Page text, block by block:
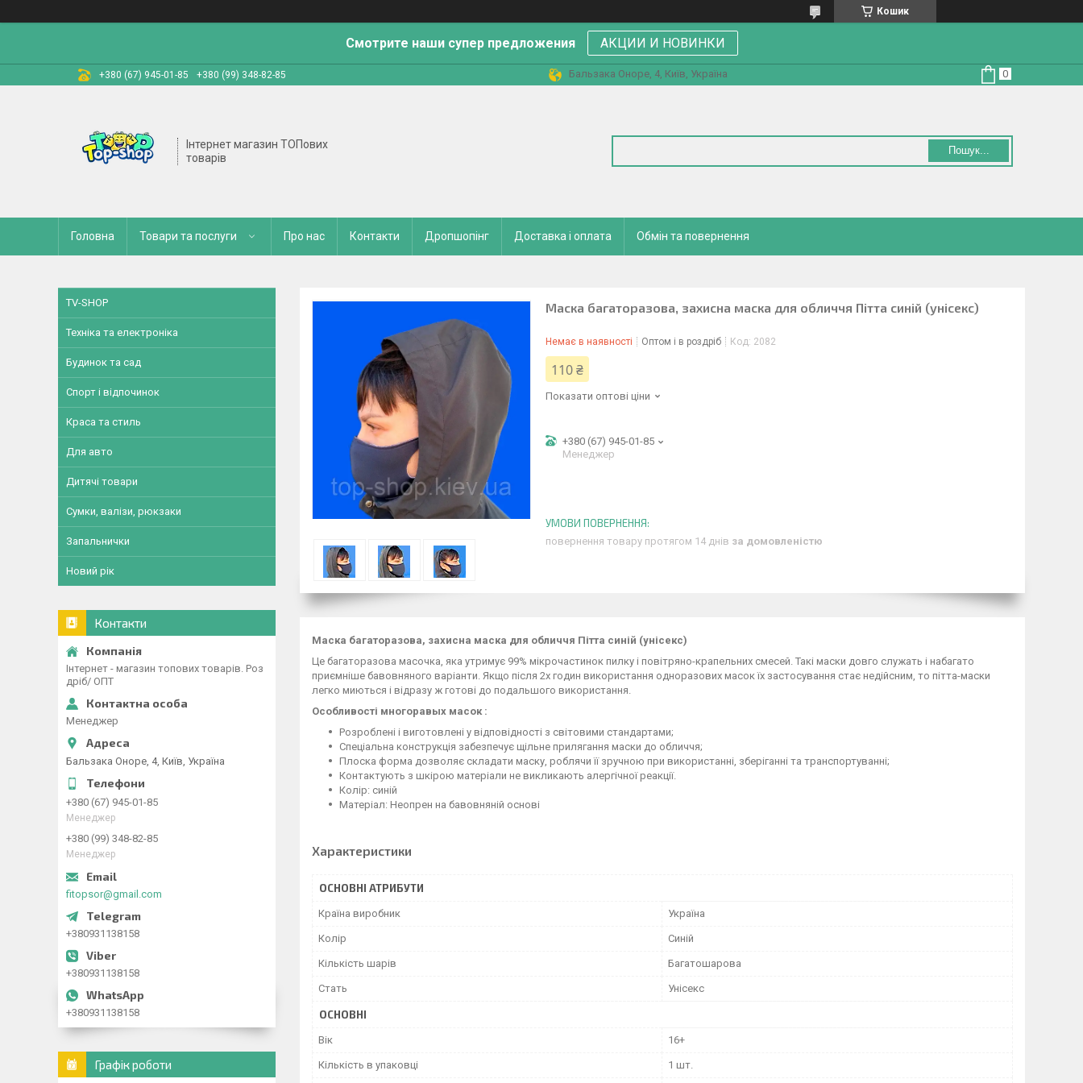
Кошик
Смотрите наши супер предложения АКЦИИ И НОВИНКИ
+380 (67) 945-01-85 +380 (99) 348-82-85 Бальзака Оноре, 4, Київ, Україна
Інтернет магазин ТОПових
товарів
Пошук...
Головна Товари та послуги Про нас Контакти Дропшопінг Доставка і оплата Обмін та повернення
Маска багаторазова, захисна маска для обличчя Пітта синій (унісекс)
Немає в наявності Оптом і в роздріб Код: 2082
110 ₴
Показати оптові ціни
+380 (67) 945-01-85
Менеджер
повернення товару протягом 14 днів за домовленістю
Маска багаторазова, захисна маска для обличчя Пітта синій (унісекс)
Це багаторазова масочка, яка утримує 99% мікрочастинок пилку і повітряно-крапельних смесей️. Такі маски довго служать і набагато
приємніше бавовняного варіанти. Якщо після 2х годин використання одноразових масок їх застосування стає недійсним, то пітта-маски
легко миються і відразу ж готові до подальшого використання.
Особливості многоравых масок :
Розроблені і виготовлені у відповідності з світовими стандартами;
Спеціальна конструкція забезпечує щільне прилягання маски до обличчя;
Плоска форма дозволяє складати маску, роблячи її зручною при використанні, зберіганні та транспортуванні;
Контактують з шкірою матеріали не викликають алергічної реакції.
Колір: синій
Матеріал: Неопрен на бавовняній основі
Характеристики
ОСНОВНІ АТРИБУТИ
Країна виробник Україна
Колір Синій
Кількість шарів Багатошарова
Стать Унісекс
ОСНОВНІ
Вік 16+
Кількість в упаковці 1 шт.
TV-SHOP
Техніка та електроніка
Будинок та сад
Спорт і відпочинок
Краса та стиль
Для авто
Дитячі товари
Сумки, валізи, рюкзаки
Запальнички
Новий рік
Контакти
Інтернет - магазин топових товарів. Роз
дріб/ ОПТ
Менеджер
Бальзака Оноре, 4, Київ, Україна
+380 (67) 945-01-85
Менеджер
+380 (99) 348-82-85
Менеджер
fitopsor@gmail.com
+380931138158
+380931138158
+380931138158
Графік роботи